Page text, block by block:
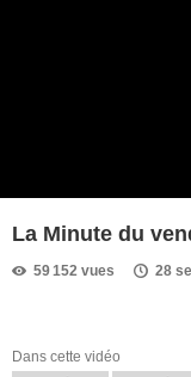
La Minute du
59 152 vues 28
Dans cette vidéo